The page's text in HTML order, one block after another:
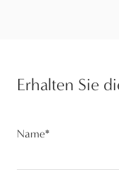
Erhalten Sie
Name*